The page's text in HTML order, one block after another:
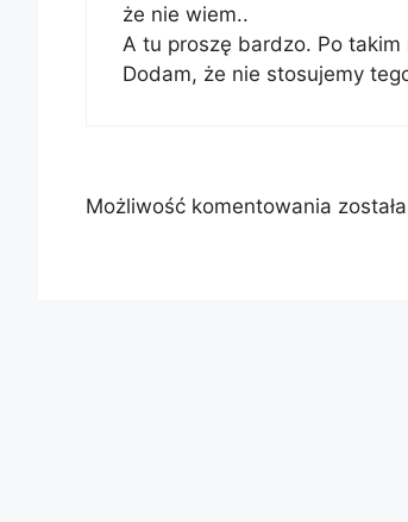
że nie wiem..
A tu proszę bardzo. Po
Dodam, że nie stosujemy
Możliwość komentowania